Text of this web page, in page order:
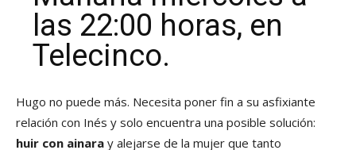
las 22:00 horas, en
Telecinco.
Hugo no puede más. Necesita poner fin a su asfixiante
relación con Inés y solo encuentra una posible solución:
huir con ainara y alejarse de la mujer que tanto